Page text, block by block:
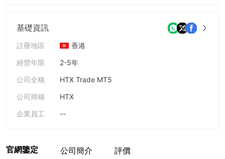
基礎資訊
註冊地區
香港
經營年限
2-5年
公司全稱
HTX Trade MT5
公司簡稱
HTX
企業員工
--
官網鑒定 公司簡介 評價